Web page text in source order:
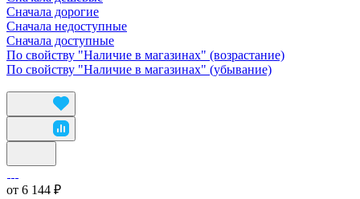
Сначала дорогие
Сначала недоступные
Сначала доступные
По свойству "Наличие в магазинах" (возрастание)
По свойству "Наличие в магазинах" (убывание)
от 6 144 ₽